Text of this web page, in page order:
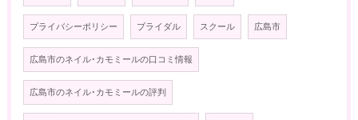
プライバシーポリシー ブライダル スクール 広島市
広島市のネイル･カモミールの口コミ情報
広島市のネイル･カモミールの評判